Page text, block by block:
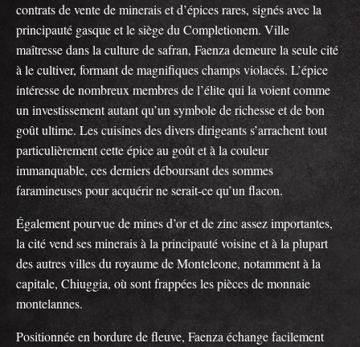
contrats de vente de minerais et d’épices rares, signés avec la
principauté gasque et le siège du Completionem. Ville
maîtresse dans la culture de safran, Faenza demeure la seule cité
à le cultiver, formant de magnifiques champs violacés. L’épice
intéresse de nombreux membres de l’élite qui la voient comme
un investissement autant qu’un symbole de richesse et de bon
goût ultime. Les cuisines des divers dirigeants s’arrachent tout
particulièrement cette épice au goût et à la couleur
immanquable, ces derniers déboursant des sommes
faramineuses pour acquérir ne serait-ce qu’un flacon.
Également pourvue de mines d’or et de zinc assez importantes,
la cité vend ses minerais à la principauté voisine et à la plupart
des autres villes du royaume de Monteleone, notamment à la
capitale, Chiuggia, où sont frappées les pièces de monnaie
montelannes.
Positionnée en bordure de fleuve, Faenza échange facilement